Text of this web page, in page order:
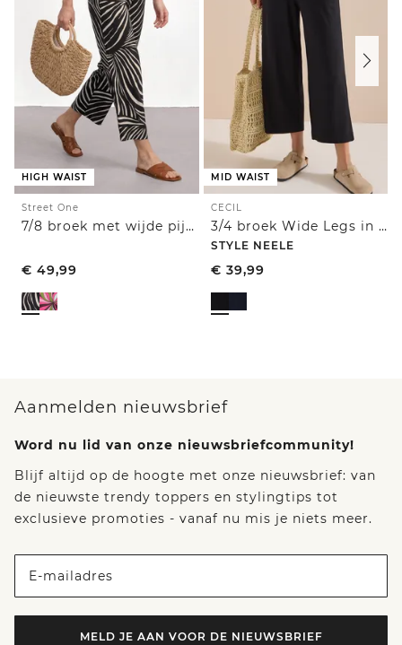
HIGH WAIST
Street One
7/8 broek met wijde pijpen in Loose Fit
€ 49,99
MID WAIST
CECIL
3/4 broek Wide Legs in casual pasvorm
STYLE NEELE
€ 39,99
Aanmelden nieuwsbrief
Word nu lid van onze nieuwsbriefcommunity!
Blijf altijd op de hoogte met onze nieuwsbrief: van
de nieuwste trendy toppers en stylingtips tot
exclusieve promoties - vanaf nu mis je niets meer.
E-mailadres
MELD JE AAN VOOR DE NIEUWSBRIEF